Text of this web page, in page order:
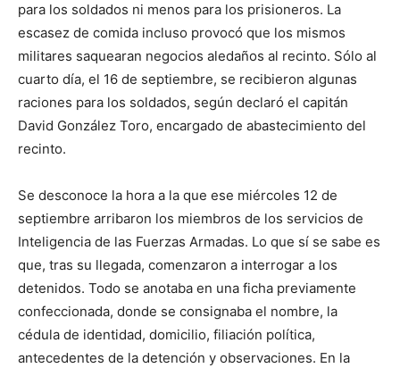
para los soldados ni menos para los prisioneros. La
escasez de comida incluso provocó que los mismos
militares saquearan negocios aledaños al recinto. Sólo al
cuarto día, el 16 de septiembre, se recibieron algunas
raciones para los soldados, según declaró el capitán
David González Toro, encargado de abastecimiento del
recinto.
Se desconoce la hora a la que ese miércoles 12 de
septiembre arribaron los miembros de los servicios de
Inteligencia de las Fuerzas Armadas. Lo que sí se sabe es
que, tras su llegada, comenzaron a interrogar a los
detenidos. Todo se anotaba en una ficha previamente
confeccionada, donde se consignaba el nombre, la
cédula de identidad, domicilio, filiación política,
antecedentes de la detención y observaciones. En la